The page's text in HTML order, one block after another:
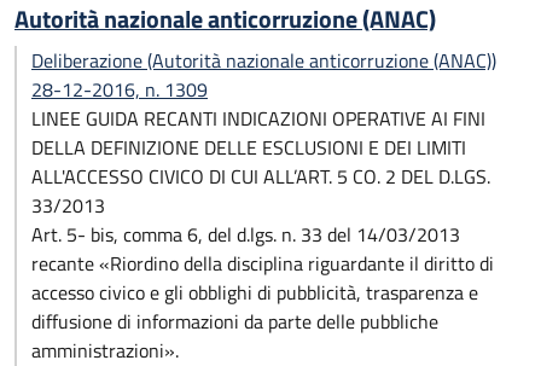
Autorità nazionale anticorruzione (ANAC)
Deliberazione (Autorità nazionale anticorruzione (ANAC))
28-12-2016, n. 1309
LINEE GUIDA RECANTI INDICAZIONI OPERATIVE AI FINI
DELLA DEFINIZIONE DELLE ESCLUSIONI E DEI LIMITI
ALL'ACCESSO CIVICO DI CUI ALL’ART. 5 CO. 2 DEL D.LGS.
33/2013
Art. 5- bis, comma 6, del d.lgs. n. 33 del 14/03/2013
recante «Riordino della disciplina riguardante il diritto di
accesso civico e gli obblighi di pubblicità, trasparenza e
diffusione di informazioni da parte delle pubbliche
amministrazioni».